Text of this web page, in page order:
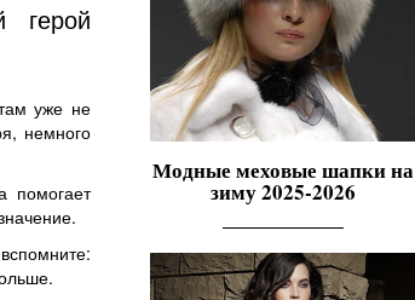
герой
уже не
немного
помогает
Модные меховые шапки на
зиму 2025-2026